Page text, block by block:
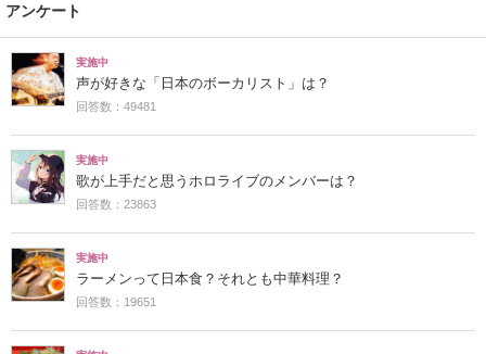
アンケート
実施中
声が好きな「日本のボーカリスト」は？
回答数：49481
実施中
歌が上手だと思うホロライブのメンバーは？
回答数：23863
実施中
ラーメンって日本食？それとも中華料理？
回答数：19651